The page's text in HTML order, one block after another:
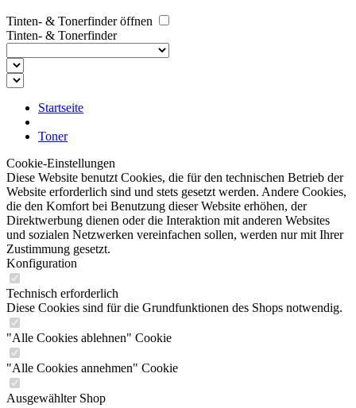
Tinten- & Tonerfinder öffnen
Tinten- & Tonerfinder
Startseite
Toner
Cookie-Einstellungen
Diese Website benutzt Cookies, die für den technischen Betrieb der
Website erforderlich sind und stets gesetzt werden. Andere Cookies,
die den Komfort bei Benutzung dieser Website erhöhen, der
Direktwerbung dienen oder die Interaktion mit anderen Websites
und sozialen Netzwerken vereinfachen sollen, werden nur mit Ihrer
Zustimmung gesetzt.
Konfiguration
Technisch erforderlich
Diese Cookies sind für die Grundfunktionen des Shops notwendig.
"Alle Cookies ablehnen" Cookie
"Alle Cookies annehmen" Cookie
Ausgewählter Shop